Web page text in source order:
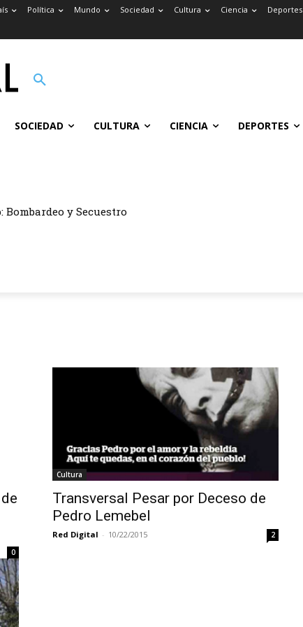
Política Mundo Sociedad Cultura Ciencia Deportes
SOCIEDAD CULTURA CIENCIA DEPORTES
Bombardeo y Secuestro
0
Cultura
Transversal Pesar por Deceso de
Pedro Lemebel
Red Digital - 10/22/2015 2